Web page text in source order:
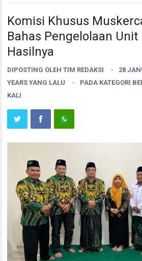
Komisi Khusus
Bahas Pengelolaan Unit
Hasilnya
DIPOSTING OLEHTIM REDAKSI
28
YEARS YANG LALU
PADA KATEGORI
KALI